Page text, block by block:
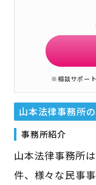
※相談サポー
山本法律事務所
事務所紹介
山本法律事務所
件、様々な民事